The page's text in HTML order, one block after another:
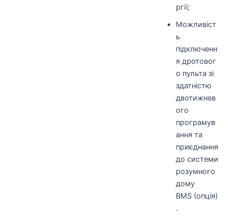
ргії;
Можливіст
ь
підключенн
я дротовог
о пульта зі
здатністю
двотижнев
ого
програмув
ання та
приєднання
до системи
розумного
дому
BMS (опція)
.